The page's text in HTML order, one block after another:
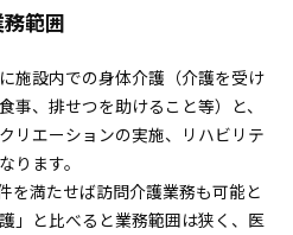
範囲
施設内での身体介護（介護を受け
事、排せつを助けること等）と、
リエーションの実施、リハビリテ
ります。
を満たせば訪問介護業務も可能と
」と比べると業務範囲は狭く、医